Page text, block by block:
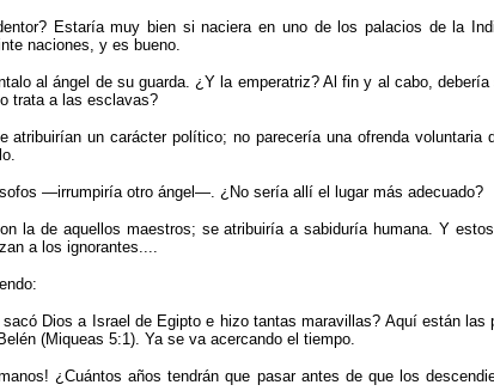
Estaría muy bien si naciera en uno de los palacios de la
naciones, y es bueno.
al ángel de su guarda. ¿Y la emperatriz? Al fin y al cabo,
trata a las esclavas?
un carácter político; no parecería una ofrenda voluntaria
—irrumpiría otro ángel—. ¿No sería allí el lugar más adecuado?
la de aquellos maestros; se atribuiría a sabiduría humana. Y
a los ignorantes....
Dios a Israel de Egipto e hizo tantas maravillas? Aquí están
(Miqueas 5:1). Ya se va acercando el tiempo.
¿Cuántos años tendrán que pasar antes de que los